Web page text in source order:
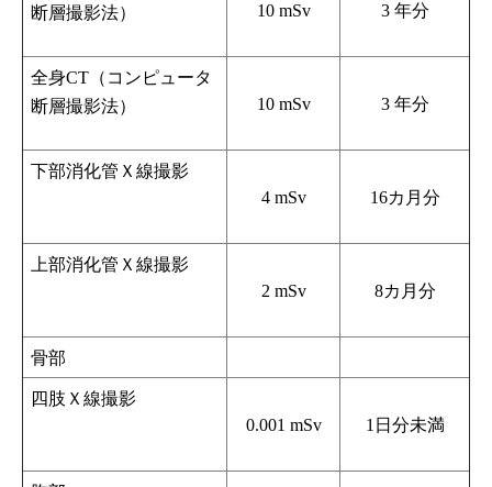
断層撮影法）
10 mSv 3 年分
全身CT（コンピュータ
断層撮影法）
10 mSv 3 年分
下部消化管Ｘ線撮影
4 mSv
16カ月分
上部消化管Ｘ線撮影
2 mSv
8カ月分
骨部
四肢Ｘ線撮影
0.001 mSv
1日分未満